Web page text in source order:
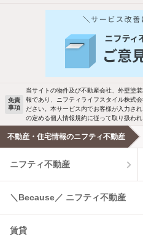
他の人はこんな条件で絞り込んで
バス・トイレ別
駐車場あり
洗濯機置場あり
エアコンあり
温水洗浄便座
コンロ2口以上
免責
事項
当サイトの物件及び不動産会社、外壁塗
報であり、ニフティライフスタイル株式
ださい。本サービス内でお客様が入力さ
の定める個人情報規約に従って取り扱われ
不動産・住宅情報のニフティ不動産
ニフティ不動産
＼Because／ ニフティ不動産
賃貸